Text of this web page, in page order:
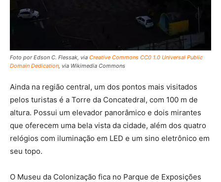
Foto por Edson C. Flessak, via Creative Commons CC0 1.0 Universal Public
Domain Dedication, via Wikimedia Commons
Ainda na região central, um dos pontos mais visitados
pelos turistas é a Torre da Concatedral, com 100 m de
altura. Possui um elevador panorâmico e dois mirantes
que oferecem uma bela vista da cidade, além dos quatro
relógios com iluminação em LED e um sino eletrônico em
seu topo.
O Museu da Colonização fica no Parque de Exposições